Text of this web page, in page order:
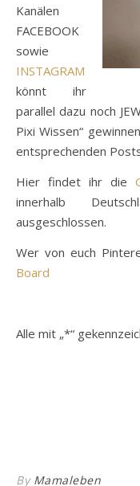
Kanälen
FACEBOOK
sowie
INSTAGRAM
könnt ihr
parallel dazu noch
Pixi Wissen“
entsprechenden
Hier findet ihr die
innerhalb
ausgeschlossen.
Wer von euch
Board
Alle mit „*“
By Mamaleben